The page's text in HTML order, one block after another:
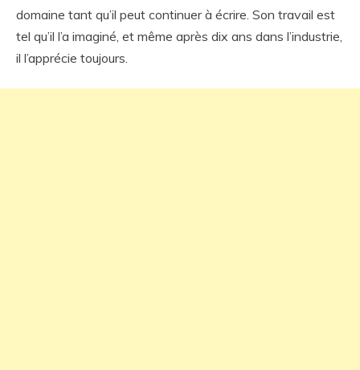
domaine tant qu’il peut continuer à écrire. Son travail est
tel qu’il l’a imaginé, et même après dix ans dans l’industrie,
il l’apprécie toujours.